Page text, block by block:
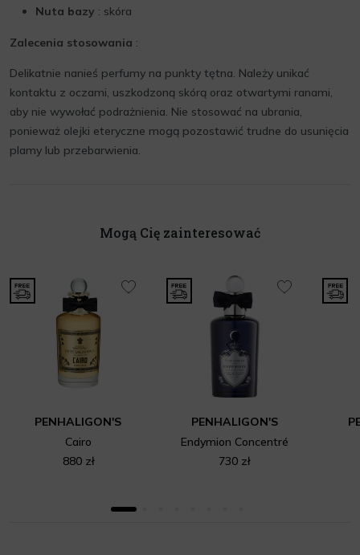
Nuta bazy : skóra
Zalecenia stosowania :
Delikatnie nanieś perfumy na punkty tętna. Należy unikać
kontaktu z oczami, uszkodzoną skórą oraz otwartymi ranami,
aby nie wywołać podrażnienia. Nie stosować na ubrania,
ponieważ olejki eteryczne mogą pozostawić trudne do usunięcia
plamy lub przebarwienia.
Mogą Cię zainteresować
PENHALIGON'S
Cairo
880 zł
PENHALIGON'S
Endymion Concentré
730 zł